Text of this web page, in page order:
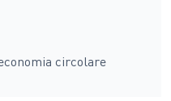
circolare